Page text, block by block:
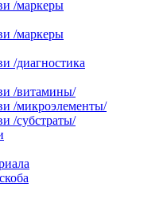
/маркеры
/маркеры
/диагностика
/витамины/
/микроэлементы/
/субстраты/